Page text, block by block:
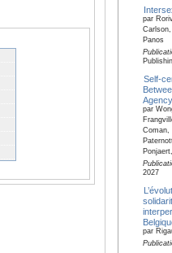
par
Panos
Self-
Agency
par
Coman,
2027
par